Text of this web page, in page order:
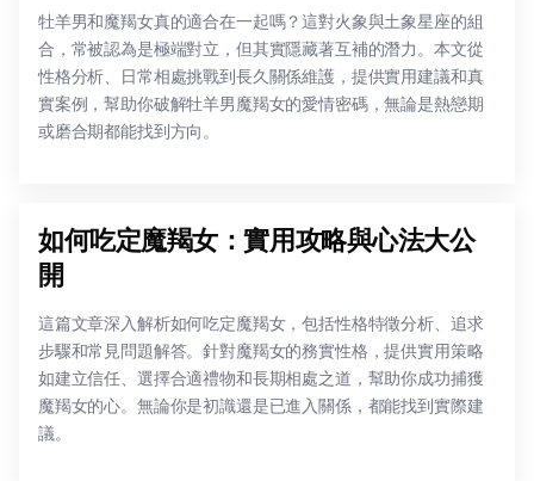
牡羊男和魔羯女真的適合在一起嗎？這對火象與土象星座的組
合，常被認為是極端對立，但其實隱藏著互補的潛力。本文從
性格分析、日常相處挑戰到長久關係維護，提供實用建議和真
實案例，幫助你破解牡羊男魔羯女的愛情密碼，無論是熱戀期
或磨合期都能找到方向。
如何吃定魔羯女：實用攻略與心法大公
開
這篇文章深入解析如何吃定魔羯女，包括性格特徵分析、追求
步驟和常見問題解答。針對魔羯女的務實性格，提供實用策略
如建立信任、選擇合適禮物和長期相處之道，幫助你成功捕獲
魔羯女的心。無論你是初識還是已進入關係，都能找到實際建
議。